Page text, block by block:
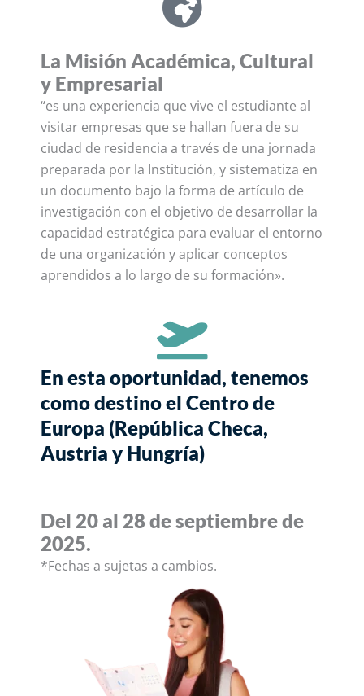
La Misión Académica, Cultural
y Empresarial
“es una experiencia que vive el estudiante al
visitar empresas que se hallan fuera de su
ciudad de residencia a través de una jornada
preparada por la Institución, y sistematiza en
un documento bajo la forma de artículo de
investigación con el objetivo de desarrollar la
capacidad estratégica para evaluar el entorno
de una organización y aplicar conceptos
aprendidos a lo largo de su formación».
En esta oportunidad, tenemos
como destino el Centro de
Europa (República Checa,
Austria y Hungría)
Del 20 al 28 de septiembre de
2025.
*Fechas a sujetas a cambios.